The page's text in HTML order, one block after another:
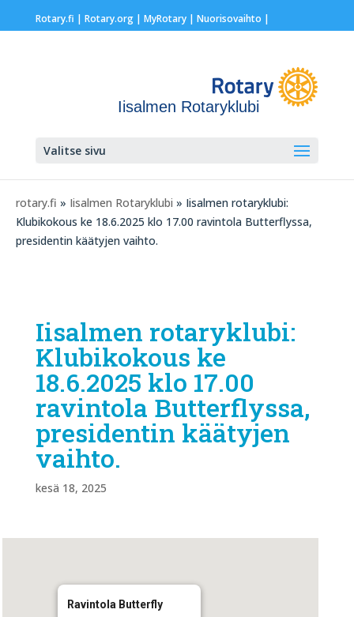
Rotary.fi | Rotary.org| MyRotary | Nuorisovaihto |
Iisalmen Rotaryklubi
Valitse sivu
rotary.fi » Iisalmen Rotaryklubi » Iisalmen rotaryklubi:
Klubikokous ke 18.6.2025 klo 17.00 ravintola Butterflyssa,
presidentin käätyjen vaihto.
Iisalmen rotaryklubi:
Klubikokous ke
18.6.2025 klo 17.00
ravintola Butterflyssa,
presidentin käätyjen
vaihto.
kesä 18, 2025
Ravintola Butterfly